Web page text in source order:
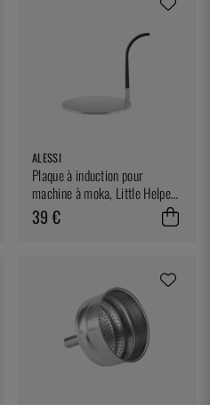
ALESSI
Plaque à induction pour
machine à moka, Little Helper
- Alessi
39 €